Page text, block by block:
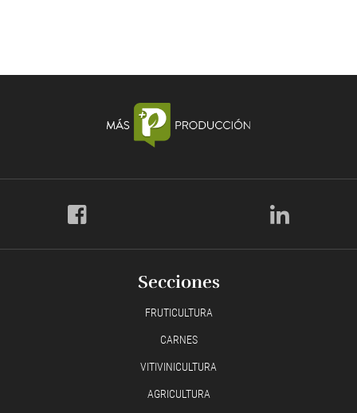
Secciones
FRUTICULTURA
CARNES
VITIVINICULTURA
AGRICULTURA